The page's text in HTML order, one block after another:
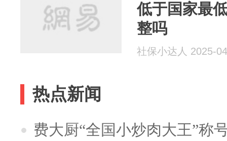
低于国家最
整吗
社保小达人 2025-
热点新闻
费大厨“全国小炒肉大王”称